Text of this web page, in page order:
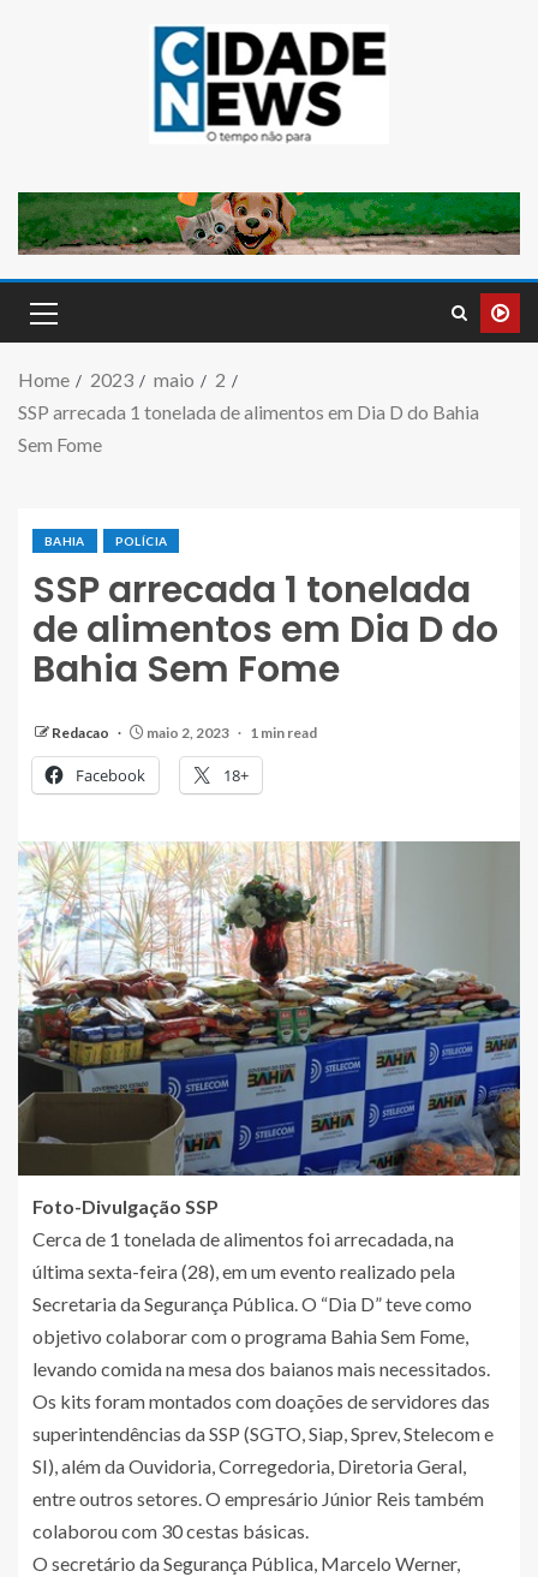
Home 2023 maio
2
SSP arrecada 1 tonelada de alimentos em Dia D do Bahia
Sem Fome
BAHIA POLÍCIA
SSP arrecada 1 tonelada
de alimentos em Dia D do
Bahia Sem Fome
Redacao maio 2, 2023 1 min read
Facebook 18+
Foto-Divulgação SSP
Cerca de 1 tonelada de alimentos foi arrecadada, na
última sexta-feira (28), em um evento realizado pela
Secretaria da Segurança Pública. O “Dia D” teve como
objetivo colaborar com o programa Bahia Sem Fome,
levando comida na mesa dos baianos mais necessitados.
Os kits foram montados com doações de servidores das
superintendências da SSP (SGTO, Siap, Sprev, Stelecom e
SI), além da Ouvidoria, Corregedoria, Diretoria Geral,
entre outros setores. O empresário Júnior Reis também
colaborou com 30 cestas básicas.
O secretário da Segurança Pública, Marcelo Werner,